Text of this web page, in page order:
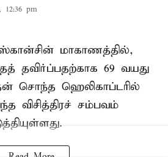
12:36 pm
மாகாணத்தில்,
தவிர்ப்பதற்காக 69 வயது
சொந்த ஹெலிகாப்டரில்
விசித்திரச் சம்பவம்